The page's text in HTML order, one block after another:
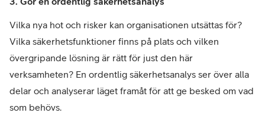
Vilka nya hot och risker kan organisationen utsättas för?
Vilka säkerhetsfunktioner finns på plats och vilken
övergripande lösning är rätt för just den här
verksamheten? En ordentlig säkerhetsanalys ser över alla
delar och analyserar läget framåt för att ge besked om vad
som behövs.